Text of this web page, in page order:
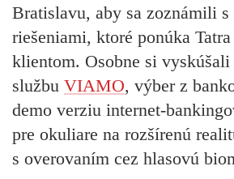
Bratislavu, aby sa zoznámili
riešeniami, ktoré ponúka
klientom. Osobne si vyskúšali
službu VIAMO, výber z
demo verziu internet-
pre okuliare na rozšírenú
s overovaním cez hlasovú